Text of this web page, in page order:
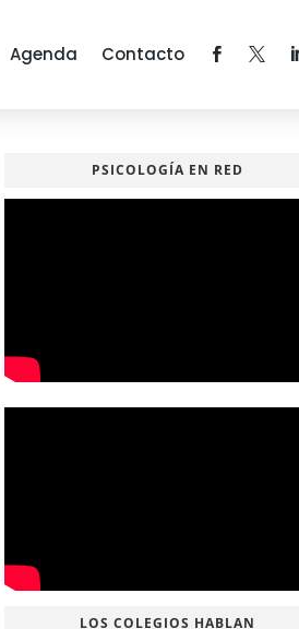
Agenda Contacto
PSICOLOGÍA EN RED
LOS COLEGIOS HABLAN